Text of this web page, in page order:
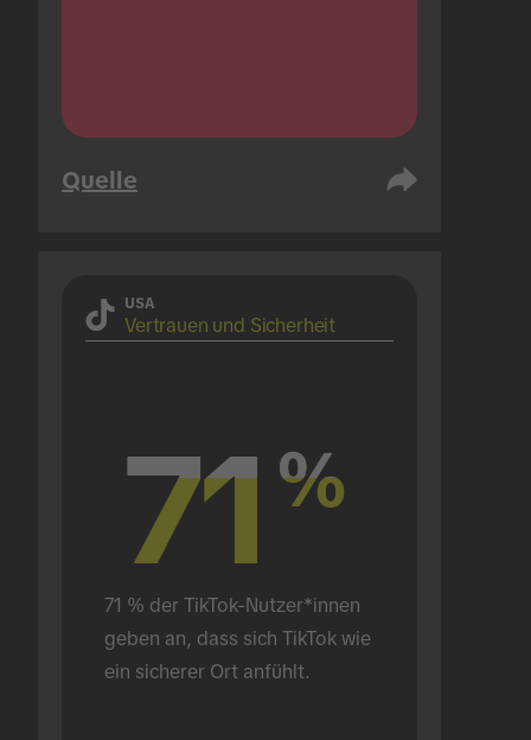
Quelle
USA
Vertrauen und Sicherheit
71 %
71 %
71 % der TikTok-Nutzer*innen
geben an, dass sich TikTok wie
ein sicherer Ort anfühlt.